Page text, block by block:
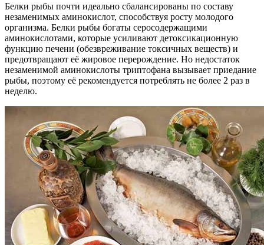
Белки рыбы почти идеально сбалансированы по составу
незаменимых аминокислот, способствуя росту молодого
организма. Белки рыбы богаты серосодержащими
аминокислотами, которые усиливают детоксикационную
функцию печени (обезвреживание токсичных веществ) и
предотвращают её жировое перерождение. Но недостаток
незаменимой аминокислоты триптофана вызывает приедание
рыбы, поэтому её рекомендуется потреблять не более 2 раз в
неделю.